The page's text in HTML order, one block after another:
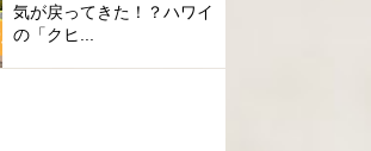
気が戻ってきた！？ハワイ
の「クヒ...